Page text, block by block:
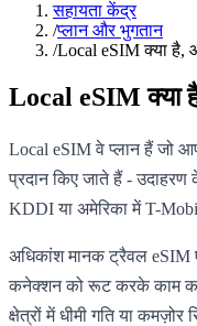
सहायता केंद्र
/प्लान और भुगतान
/Local eSIM क्या
Local eSIM क्या
Local eSIM वे प्लान हैं जो
प्रदान किए जाते हैं -
KDDI या अमेरिका में T-
अधिकांश मानक ट्रैवल eSIM
कनेक्शन को रूट करके काम
क्षेत्रों में धीमी गति या